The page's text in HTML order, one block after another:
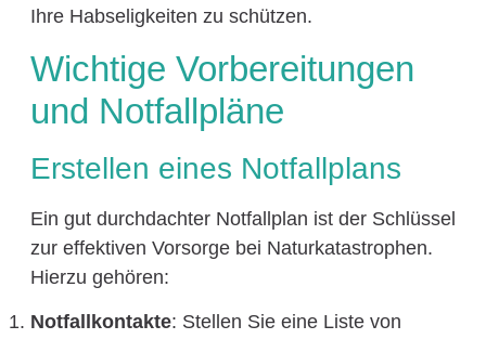
Ihre Habseligkeiten zu schützen.
Wichtige Vorbereitungen
und Notfallpläne
Erstellen eines Notfallplans
Ein gut durchdachter Notfallplan ist der Schlüssel
zur effektiven Vorsorge bei Naturkatastrophen.
Hierzu gehören:
Notfallkontakte: Stellen Sie eine Liste von